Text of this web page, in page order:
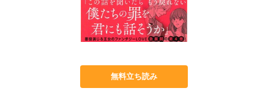
無料立ち読み